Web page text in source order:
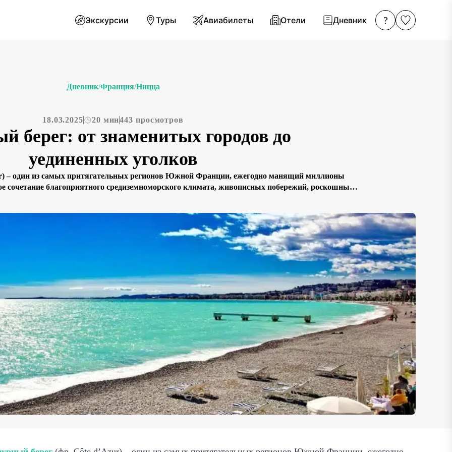
Экскурсии Туры Авиабилеты Отели Дневник ?
Дневник/Франция/Ницца
18.03.2025 20 мин443 просмотров
берег: от знаменитых городов до
уединенных уголков
– один из самых притягательных регионов Южной Франции, ежегодно манящий миллионы
сочетание благоприятного средиземноморского климата, живописных побережий, роскошных